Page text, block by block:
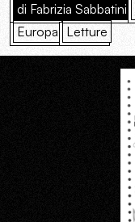
di Fabrizia Sabbatini
Europa Letture